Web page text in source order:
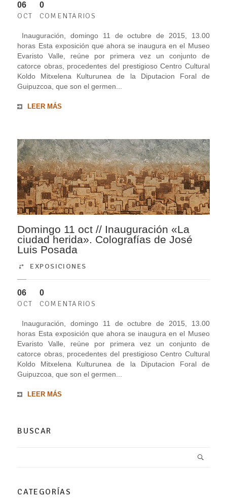
06
OCT
0
COMENTARIOS
Inauguración, domingo 11 de octubre de 2015, 13.00
horas Esta exposición que ahora se inaugura en el Museo
Evaristo Valle, reúne por primera vez un conjunto de
catorce obras, procedentes del prestigioso Centro Cultural
Koldo Mitxelena Kulturunea de la Diputacion Foral de
Guipuzcoa, que son el germen...
LEER MÁS
Domingo 11 oct // Inauguración «La
ciudad herida». Colografías de José
Luis Posada
EXPOSICIONES
06
OCT
0
COMENTARIOS
Inauguración, domingo 11 de octubre de 2015, 13.00
horas Esta exposición que ahora se inaugura en el Museo
Evaristo Valle, reúne por primera vez un conjunto de
catorce obras, procedentes del prestigioso Centro Cultural
Koldo Mitxelena Kulturunea de la Diputacion Foral de
Guipuzcoa, que son el germen...
LEER MÁS
BUSCAR
CATEGORÍAS